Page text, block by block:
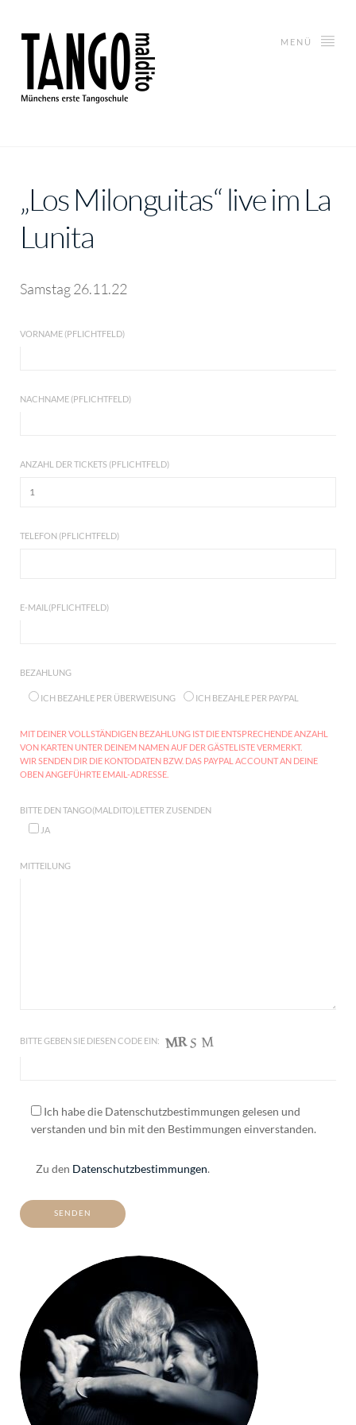
MENÜ
„Los Milonguitas“ live im La
Lunita
Samstag 26.11.22
VORNAME (PFLICHTFELD)
NACHNAME (PFLICHTFELD)
ANZAHL DER TICKETS (PFLICHTFELD)
TELEFON (PFLICHTFELD)
E-MAIL(PFLICHTFELD)
BEZAHLUNG
ICH BEZAHLE PER ÜBERWEISUNG ICH BEZAHLE PER PAYPAL
MIT DEINER VOLLSTÄNDIGEN BEZAHLUNG IST DIE ENTSPRECHENDE ANZAHL
VON KARTEN UNTER DEINEM NAMEN AUF DER GÄSTELISTE VERMERKT.
WIR SENDEN DIR DIE KONTODATEN BZW. DAS PAYPAL ACCOUNT AN DEINE
OBEN ANGEFÜHRTE EMAIL-ADRESSE.
BITTE DEN TANGO(MALDITO)LETTER ZUSENDEN
JA
MITTEILUNG
BITTE GEBEN SIE DIESEN CODE EIN:
Ich habe die Datenschutzbestimmungen gelesen und
verstanden und bin mit den Bestimmungen einverstanden.
Zu den Datenschutzbestimmungen.